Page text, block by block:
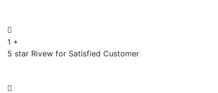
1 +
5 star Rivew for Satisfied Customer